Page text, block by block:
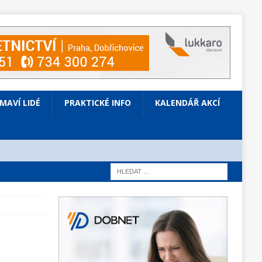
LIDÉ PRAKTICKÉ INFO KALENDÁŘ AKCÍ